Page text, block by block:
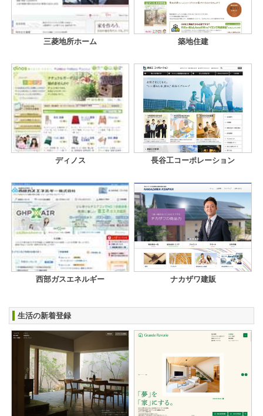
三菱地所ホーム 築地住建
ディノス 長谷工コーポレーション
西部ガスエネルギー ナカザワ建販
生活の新着登録